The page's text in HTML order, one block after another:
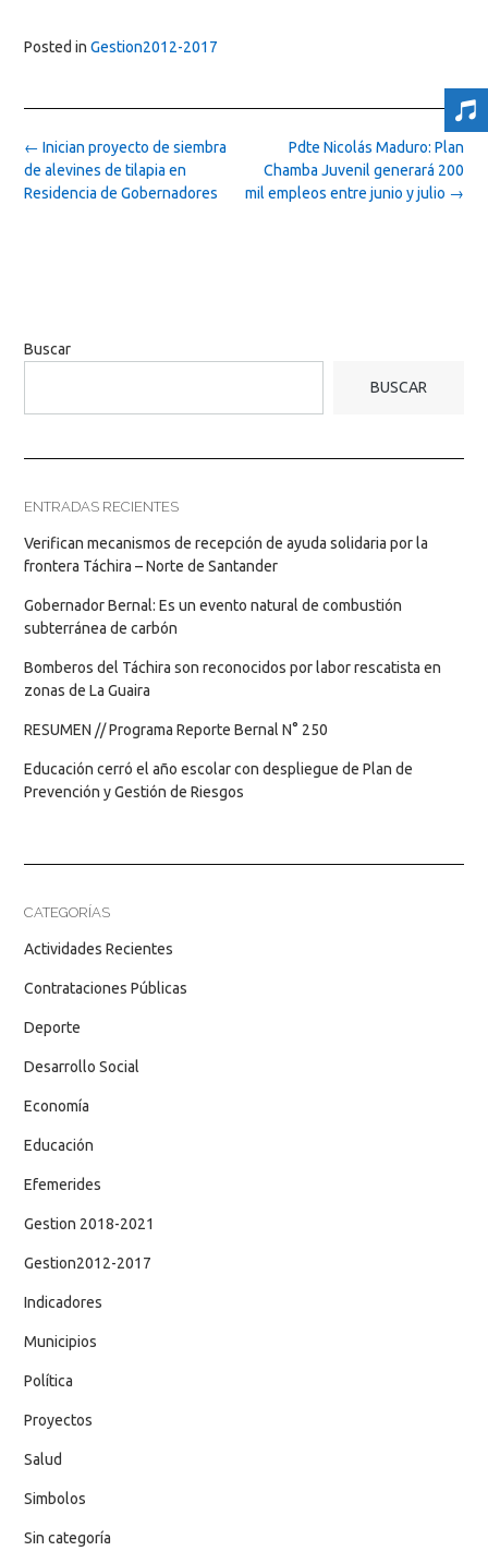
Posted in Gestion2012-2017
Post
navigation
Pdte Nicolás Maduro: Plan
Chamba Juvenil generará 200
mil empleos entre junio y julio →
← Inician proyecto de siembra
de alevines de tilapia en
Residencia de Gobernadores
Buscar
BUSCAR
ENTRADAS RECIENTES
Verifican mecanismos de recepción de ayuda solidaria por la
frontera Táchira – Norte de Santander
Gobernador Bernal: Es un evento natural de combustión
subterránea de carbón
Bomberos del Táchira son reconocidos por labor rescatista en
zonas de La Guaira
RESUMEN // Programa Reporte Bernal N° 250
Educación cerró el año escolar con despliegue de Plan de
Prevención y Gestión de Riesgos
CATEGORÍAS
Actividades Recientes
Contrataciones Públicas
Deporte
Desarrollo Social
Economía
Educación
Efemerides
Gestion 2018-2021
Gestion2012-2017
Indicadores
Municipios
Política
Proyectos
Salud
Simbolos
Sin categoría